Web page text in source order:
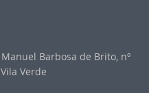
Barbosa de Brito, nº
Verde